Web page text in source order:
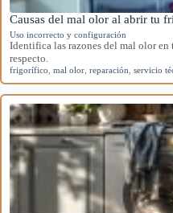
Causas del mal olor al abrir tu
Uso incorrecto y configuración
Identifica las razones del mal olor
respecto.
frigorífico mal olor reparación servicio